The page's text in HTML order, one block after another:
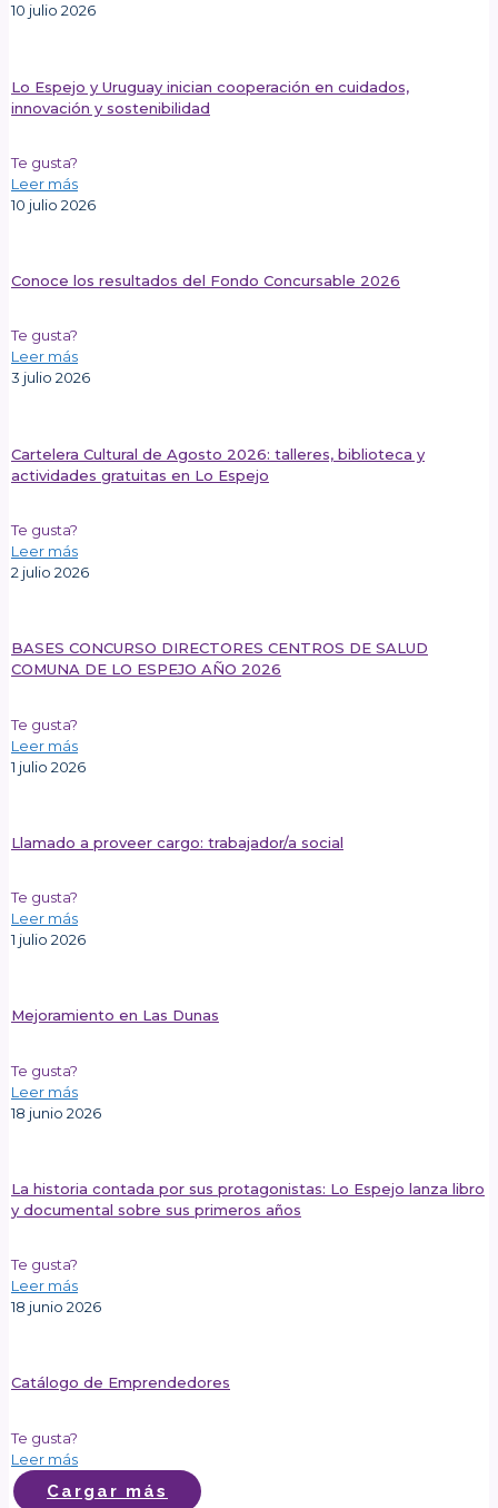
10 julio 2026
Lo Espejo y Uruguay inician cooperación en cuidados,
innovación y sostenibilidad
Te gusta?
Leer más
10 julio 2026
Conoce los resultados del Fondo Concursable 2026
Te gusta?
Leer más
3 julio 2026
Cartelera Cultural de Agosto 2026: talleres, biblioteca y
actividades gratuitas en Lo Espejo
Te gusta?
Leer más
2 julio 2026
BASES CONCURSO DIRECTORES CENTROS DE SALUD
COMUNA DE LO ESPEJO AÑO 2026
Te gusta?
Leer más
1 julio 2026
Llamado a proveer cargo: trabajador/a social
Te gusta?
Leer más
1 julio 2026
Mejoramiento en Las Dunas
Te gusta?
Leer más
18 junio 2026
La historia contada por sus protagonistas: Lo Espejo lanza libro
y documental sobre sus primeros años
Te gusta?
Leer más
18 junio 2026
Catálogo de Emprendedores
Te gusta?
Leer más
Cargar más